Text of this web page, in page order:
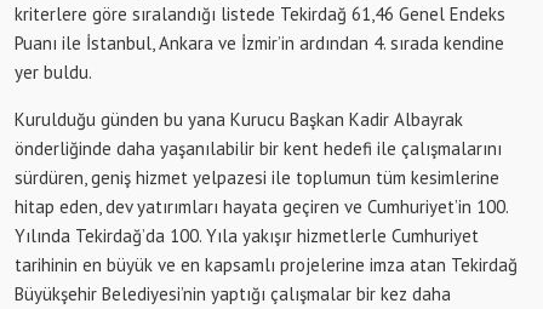
kriterlere göre sıralandığı listede Tekirdağ 61,46 Genel Endeks
Puanı ile İstanbul, Ankara ve İzmir’in ardından 4. sırada kendine
yer buldu.
Kurulduğu günden bu yana Kurucu Başkan Kadir Albayrak
önderliğinde daha yaşanılabilir bir kent hedefi ile çalışmalarını
sürdüren, geniş hizmet yelpazesi ile toplumun tüm kesimlerine
hitap eden, dev yatırımları hayata geçiren ve Cumhuriyet’in 100.
Yılında Tekirdağ’da 100. Yıla yakışır hizmetlerle Cumhuriyet
tarihinin en büyük ve en kapsamlı projelerine imza atan Tekirdağ
Büyükşehir Belediyesi’nin yaptığı çalışmalar bir kez daha